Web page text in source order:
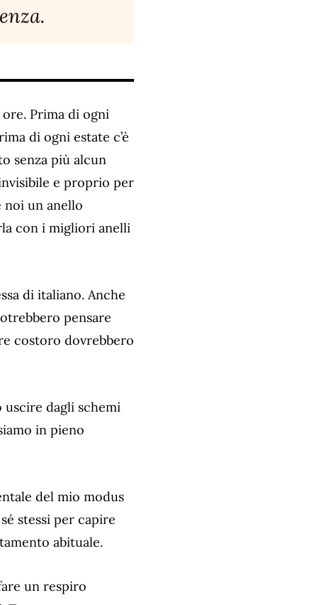
Prima di ogni
di ogni estate c’è
senza più alcun
e proprio per
noi un anello
con i migliori anelli
di italiano. Anche
pensare
costoro dovrebbero
uscire dagli schemi
in pieno
del mio modus
stessi per capire
abituale.
un respiro